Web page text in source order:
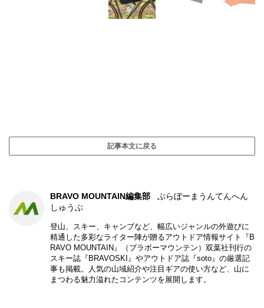
記事本文に戻る
BRAVO MOUNTAIN編集部
ぶらぼーまうんてんへん
しゅうぶ
登山、スキー、キャンプなど、幅広いジャンルの外遊びに
精通した多彩なライター陣が贈るアウトドア情報サイト『B
RAVO MOUNTAIN』（ブラボーマウンテン）双葉社刊行の
スキー誌『BRAVOSKI』やアウトドア誌『soto』の厳選記
事も掲載。人気の山域紹介や注目ギアの使い方など、山に
まつわる魅力溢れたコンテンツを展開します。